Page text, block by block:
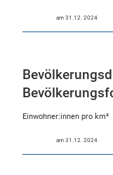
am 31.12. 2024
Einwohner:innen pro km²
am 31.12. 2024